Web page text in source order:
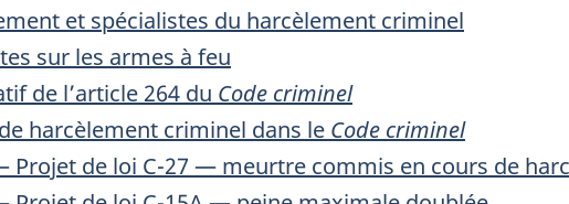
et spécialistes du harcèlement criminel
sur les armes à feu
de l’article 264 du Code criminel
harcèlement criminel dans le Code criminel
Projet de loi C-27 — meurtre commis en cours de